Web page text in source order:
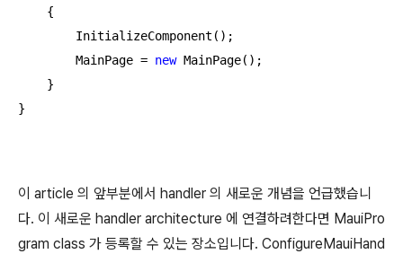
    {
        InitializeComponent();
        MainPage =
new MainPage();
    }
}
이 article 의 앞부분에서 handler 의 새로운 개념을 언급했습니
다. 이 새로운 handler architecture 에 연결하려한다면 MauiPro
gram class 가 등록할 수 있는 장소입니다. ConfigureMauiHand